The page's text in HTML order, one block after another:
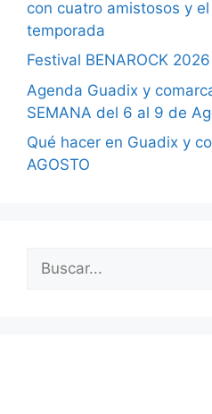
con cuatro amistosos y
temporada
Festival BENAROCK 2026
Agenda Guadix y
SEMANA del 6 al 9 de
Qué hacer en Guadix y
AGOSTO
Buscar: